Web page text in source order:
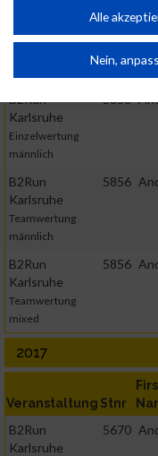
Karlsruhe
B2Run Karlsruhe
5856
B2Run
Karlsruhe
Einzelwertung
männlich
5856
B2Run
Karlsruhe
Teamwertung
männlich
5856
B2Run
Karlsruhe
Teamwertung
mixed
5856
2017
Veranstaltung Stnr
B2Run
Karlsruhe
5670
Partnerliste anzeigen
Wir nutzen Ihre Daten für
IAB-Verarbeitungszwecke:
Endgerät
Verwendung
Erstellung von
Verwendung von
Werbung
Erstellung von
Verwendung von
Messung der
Alle
Nein,